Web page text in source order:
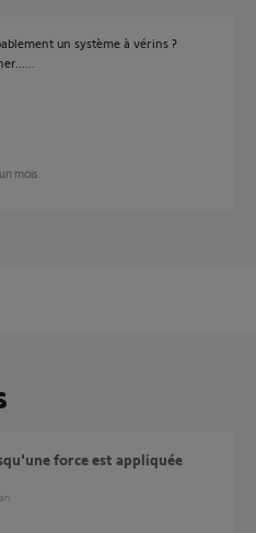
un système à vérins ?
mois